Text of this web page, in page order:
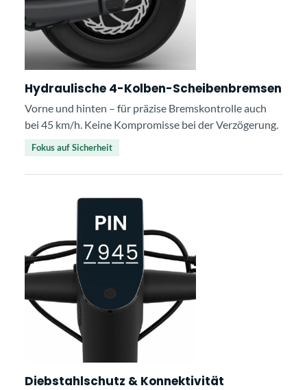
Hydraulische 4-Kolben-Scheibenbremsen
Vorne und hinten – für präzise Bremskontrolle auch
bei 45 km/h. Keine Kompromisse bei der Verzögerung.
Fokus auf Sicherheit
Diebstahlschutz & Konnektivität